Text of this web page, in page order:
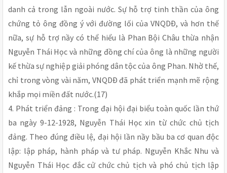
danh cả trong lẫn ngoài nước. Sự hỗ trợ tinh thần của ông
chứng tỏ ông đồng ý với đường lối của VNQDÐ, và hơn thế
nữa, sự hỗ trợ nầy có thể hiểu là Phan Bội Châu thừa nhận
Nguyễn Thái Học và những đồng chí của ông là những người
kế thừa sự nghiệp giải phóng dân tộc của ông Phan. Nhờ thế,
chỉ trong vòng vài năm, VNQDÐ đã phát triển mạnh mẽ rộng
khắp mọi miền đất nước.(17)
4. Phát triển đảng : Trong đại hội đại biểu toàn quốc lần thứ
ba ngày 9-12-1928, Nguyễn Thái Học xin từ chức chủ tịch
đảng. Theo đúng điều lệ, đại hội lần nầy bầu ba cơ quan độc
lập: lập pháp, hành pháp và tư pháp. Nguyễn Khắc Nhu và
Nguyễn Thái Học đắc cử chức chủ tịch và phó chủ tịch lập